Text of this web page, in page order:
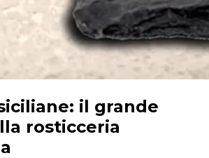
il grande
rosticceria